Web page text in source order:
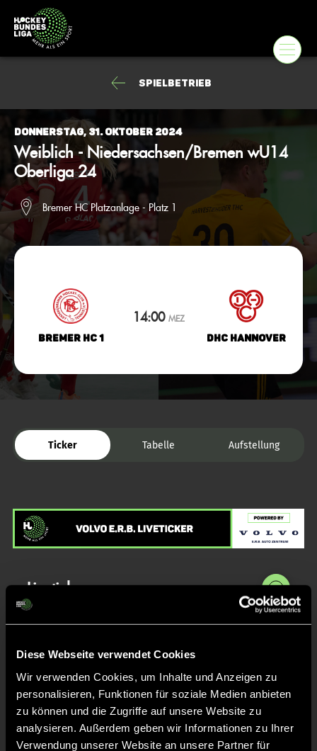
Diese Webseite verwendet Cookies
Wir verwenden Cookies, um Inhalte und Anzeigen zu
personalisieren, Funktionen für soziale Medien anbieten
zu können und die Zugriffe auf unsere Website zu
analysieren. Außerdem geben wir Informationen zu Ihrer
Verwendung unserer Website an unsere Partner für
Spielbetrieb
Donnerstag, 31. Oktober 2024
Weiblich - Niedersachsen/Bremen wU14
Oberliga 24
Bremer HC Platzanlage - Platz 1
Bremer HC 1
14:00 MEZ
DHC Hannover
Ticker Tabelle Aufstellung
Liveticker
Keine Daten verfügbar.